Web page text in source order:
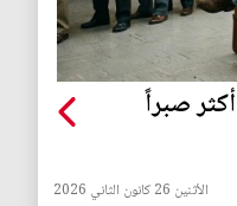
صبراً
الأثنين 26 كانون الثاني 2026